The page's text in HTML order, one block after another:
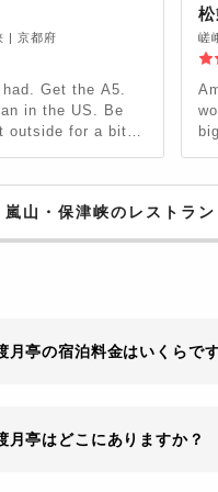
| 京都府
Get the A5.
in the US. Be
outside for a bit
嵯
嵐山・保津峡のレストラン
月亭の宿泊料金はいくらで
月亭はどこにありますか？